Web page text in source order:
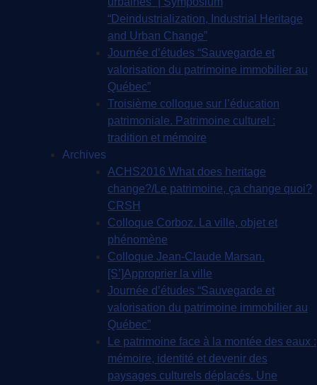
“Deindustrialization, Industrial Heritage
and Urban Change”
Journée d’études “Sauvegarde et
valorisation du patrimoine immobilier au
Québec”
Troisième colloque sur l’éducation
patrimoniale. Patrimoine culturel :
tradition et mémoire
Archives
ACHS2016 What does heritage
change?/Le patrimoine, ça change quoi?
CRSH
Colloque Corboz. La ville, objet et
phénomène
Colloque Jean-Claude Marsan.
[S’]Approprier la ville
Journée d’études “Sauvegarde et
valorisation du patrimoine immobilier au
Québec”
Le patrimoine face à la montée des eaux :
mémoire, identité et devenir des
paysages culturels déplacés. Une